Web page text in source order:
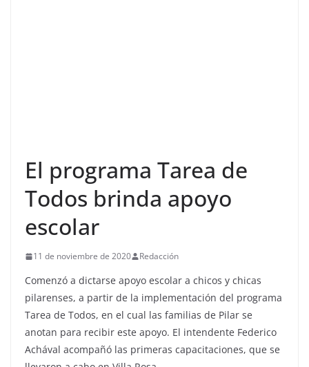
El programa Tarea de
Todos brinda apoyo
escolar
11 de noviembre de 2020 Redacción
Comenzó a dictarse apoyo escolar a chicos y chicas
pilarenses, a partir de la implementación del programa
Tarea de Todos, en el cual las familias de Pilar se
anotan para recibir este apoyo. El intendente Federico
Achával acompañó las primeras capacitaciones, que se